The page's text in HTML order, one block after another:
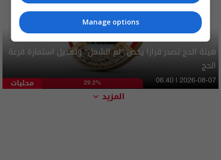
هيئة الحج تصدر قرارا يخص "لم الشمل" وتعديل استمارة قرعة
الحج
محليات 29.2% 06:40 | 2026-08-07
المزيد
Manage options